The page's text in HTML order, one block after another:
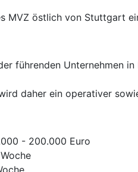
MVZ östlich von Stuttgart
führenden Unternehmen
daher ein operativer
- 200.000 Euro